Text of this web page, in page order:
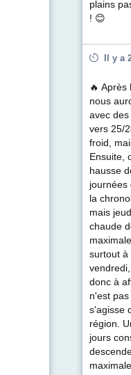
plains
! 😊
Il y a
🔥 Après
nous
avec
vers 25/
froid,
Ensuite,
hausse
journées
la
mais
chaude
surtout à
donc à
n'est
s'agisse
région.
jours